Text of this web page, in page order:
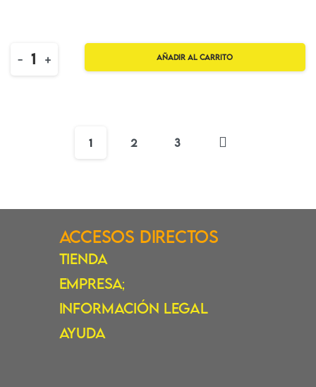
Quantity
- + Añadir al carrito
1 2 3
Accesos Directos
Tienda
Empresa;
Información Legal
Ayuda